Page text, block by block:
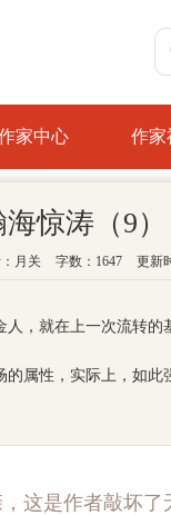
家中心 作家
惊涛（9）
月关 字数：1647 更新
人，就在上一次流转
的属性，实际上，如
，这是作者敲坏